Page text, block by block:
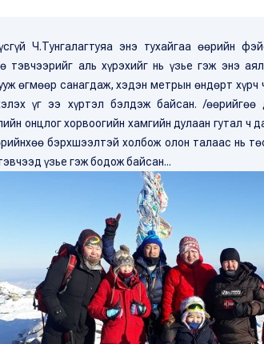
Ч.Тунгалагтуяа энэ тухайгаа өөрийн
тэвчээрийг аль хүрэхийг нь үзье гэж энэ
өгмөөр санагдаж, хэдэн метрын өндөрт
үг ээ хүртэл бэлдэж байсан. /өөрийгөө
онцлог хорвоогийн хамгийн дулаан гутал
бэрхшээлтэй холбож олон талаас нь
үзье гэж бодож байсан...